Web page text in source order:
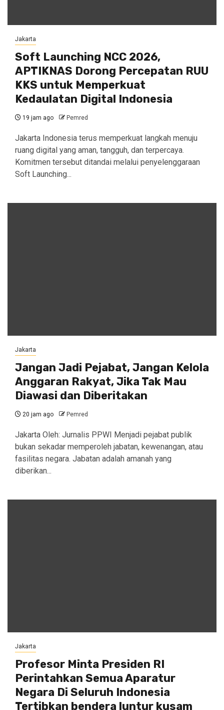
Jakarta
Soft Launching NCC 2026,
APTIKNAS Dorong Percepatan RUU
KKS untuk Memperkuat
Kedaulatan Digital Indonesia
19 jam ago Pemred
Jakarta Indonesia terus memperkuat langkah menuju
ruang digital yang aman, tangguh, dan terpercaya.
Komitmen tersebut ditandai melalui penyelenggaraan
Soft Launching...
Jakarta
Jangan Jadi Pejabat, Jangan Kelola
Anggaran Rakyat, Jika Tak Mau
Diawasi dan Diberitakan
20 jam ago Pemred
Jakarta Oleh: Jurnalis PPWI Menjadi pejabat publik
bukan sekadar memperoleh jabatan, kewenangan, atau
fasilitas negara. Jabatan adalah amanah yang
diberikan...
Jakarta
Profesor Minta Presiden RI
Perintahkan Semua Aparatur
Negara Di Seluruh Indonesia
Tertibkan bendera luntur kusam